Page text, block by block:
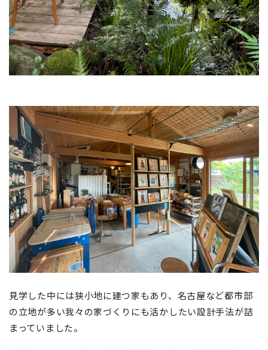
見学した中には狭小地に建つ家もあり、名古屋など都市部
の立地が多い我々の家づくりにも活かしたい設計手法が詰
まっていました。